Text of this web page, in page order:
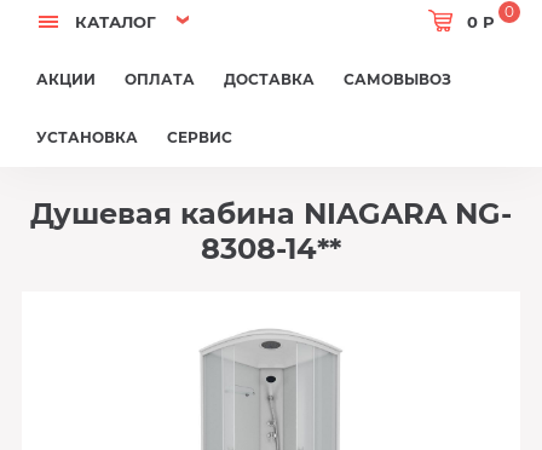
КАТАЛОГ 0 Р
0
АКЦИИ ОПЛАТА ДОСТАВКА САМОВЫВОЗ
УСТАНОВКА СЕРВИС
Душевая кабина NIAGARA NG-
8308-14**